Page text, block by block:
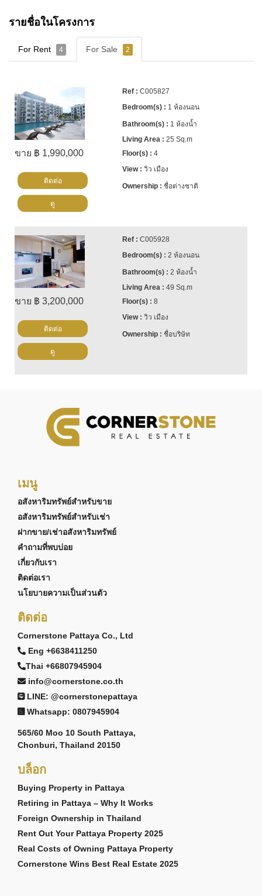
รายชื่อในโครงการ
For Rent 4 For Sale 2
ขาย ฿ 1,990,000
C005827
1 ห้องนอน
1 ห้องน้ำ
25 Sq.m
4
วิว เมือง
ชื่อต่างชาติ
ติดต่อ
ดู
ขาย ฿ 3,200,000
C005928
2 ห้องนอน
2 ห้องน้ำ
49 Sq.m
8
วิว เมือง
ชื่อบริษัท
ติดต่อ
ดู
เมนู
อสังหาริมทรัพย์สำหรับขาย
อสังหาริมทรัพย์สำหรับเช่า
ฝากขาย/เช่าอสังหาริมทรัพย์
คำถามที่พบบ่อย
เกี่ยวกับเรา
ติดต่อเรา
นโยบายความเป็นส่วนตัว
ติดต่อ
Cornerstone Pattaya Co., Ltd
Eng +6638411250
Thai +66807945904
info@cornerstone.co.th
LINE: @cornerstonepattaya
Whatsapp: 0807945904
565/60 Moo 10 South Pattaya,
Chonburi, Thailand 20150
บล็อก
Buying Property in Pattaya
Retiring in Pattaya – Why It Works
Foreign Ownership in Thailand
Rent Out Your Pattaya Property 2025
Real Costs of Owning Pattaya Property
Cornerstone Wins Best Real Estate 2025